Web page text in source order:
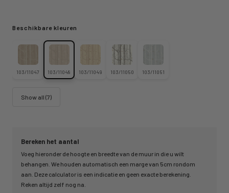
Bereken het aantal
Voeg hieronder de hoogte en breedte van de muur in die u wilt
behangen. We houden automatisch een marge van 5cm rondom
aan. Deze calculator is een indicatie en geen exacte berekening.
Reken altijd zelf nog na.
Beschikbare kleuren
103/11047 103/11048 103/11049 103/11050 103/11051
Show all (7)